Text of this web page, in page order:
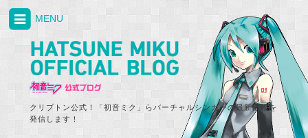
クリプトン公式！「初音ミク」らバーチャルシンガーの最新情報を
発信します！
MENU